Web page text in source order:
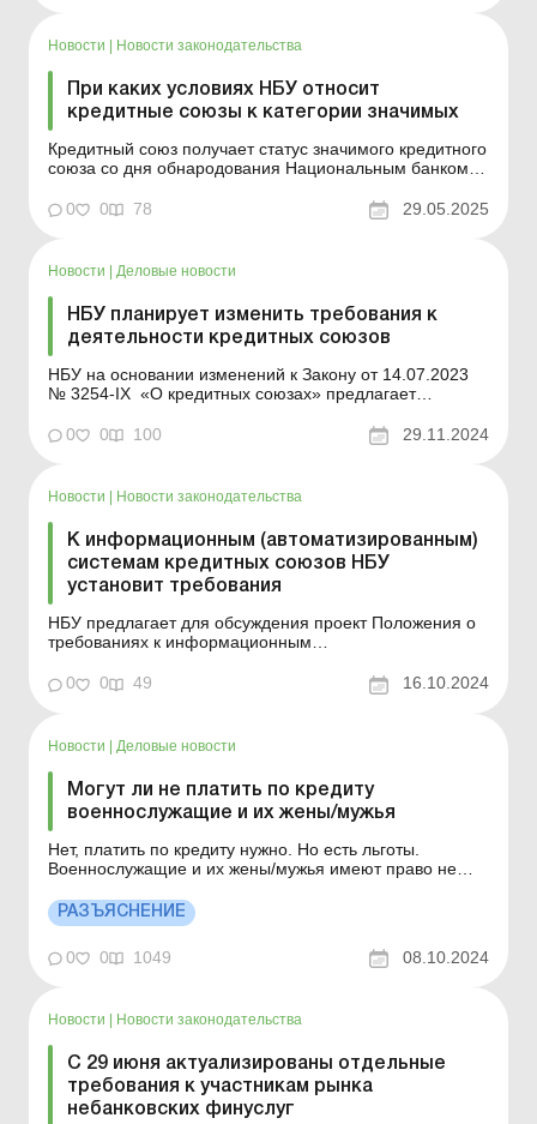
предоставлении фина...
Новости | Новости законодательства
При каких условиях НБУ относит
кредитные союзы к категории значимых
Кредитный союз получает статус значимого кредитного
союза со дня обнародования Национальным банком
банк впервые обнародовал перечень значимых
кредитных союзов. Решением Правления НБУ от
отнесено 2 кредит...
0 0 78 29.05.2025
Новости Деловые новости
НБУ планирует изменить требования к
деятельности кредитных союзов
НБУ на основании изменений к Закону от 14.07.2023
№ 3254-IX «О кредитных союзах» предлагает
нормативов объединенных кредитных союзов.
лицами его членов &n...
0 0 100 29.11.2024
Новости Новости законодательства
К информационным (автоматизированным)
системам кредитных союзов НБУ
установит требования
НБУ предлагает для обсуждения проект Положения о
требованиях к информационным
персонифицированного учета в кредитном союзе
(далее – Проект). Проект разработан в соответствии с
союзах&r...
0 0 49 16.10.2024
Новости | Деловые новости
Могут ли не платить по кредиту
военнослужащие и их жены/мужья
Нет, платить по кредиту нужно. Но есть льготы.
Военнослужащие и их жены/мужья имеют право не
за просрочку платежей; пеню за невыполнение
обязательств период действия особого периода.
Льготой могут воспользоваться и жены/мужья
военнослужащих. ...
РАЗЪЯСНЕНИЕ
0 0 1049 08.10.2024
Новости | Новости законодательства
С 29 июня актуализированы отдельные
требования к участникам рынка
небанковских финуслуг